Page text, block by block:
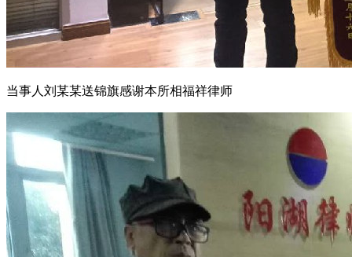
当事人刘某某送锦旗感谢本所相福祥律师